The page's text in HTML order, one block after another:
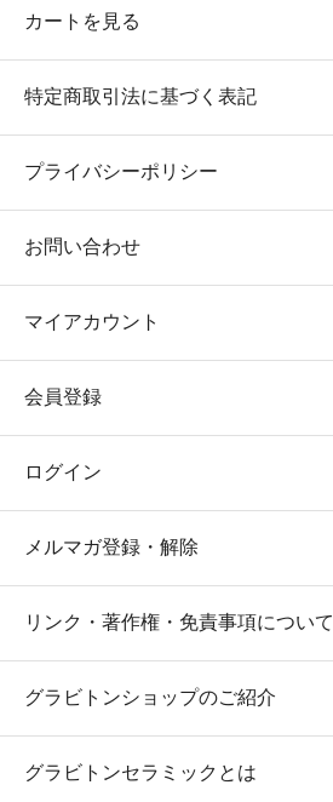
カートを見る
特定商取引法に基づく表記
プライバシーポリシー
お問い合わせ
マイアカウント
会員登録
ログイン
メルマガ登録・解除
リンク・著作権・免責事項について
グラビトンショップのご紹介
グラビトンセラミックとは